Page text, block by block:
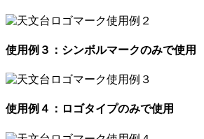
使用例３：シンボルマークのみで使用
使用例４：ロゴタイプのみで使用